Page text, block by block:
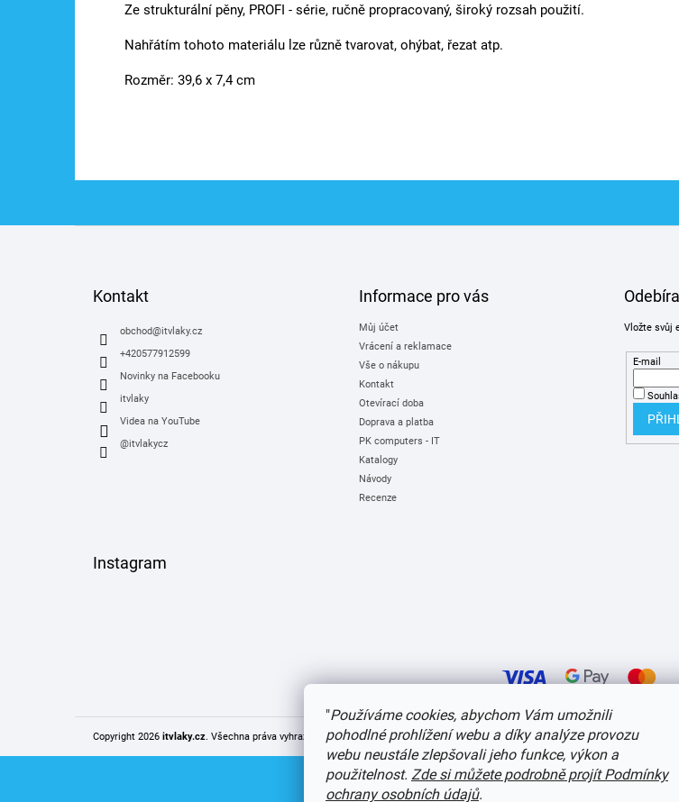
"Používáme cookies, abychom Vám umožnili
pohodlné prohlížení webu a díky analýze provozu
webu neustále zlepšovali jeho funkce, výkon a
použitelnost. Zde si můžete podrobně projít Podmínky
ochrany osobních údajů.
Ze strukturální pěny, PROFI - série, ručně propracovaný, široký rozsah použití.
Nahřátím tohoto materiálu lze různě tvarovat, ohýbat, řezat atp.
Rozměr: 39,6 x 7,4 cm
Kontakt
obchod@itvlaky.cz
+420577912599
Novinky na Facebooku
itvlaky
Videa na YouTube
@itvlakycz
Informace pro vás
Můj účet
Vrácení a reklamace
Vše o nákupu
Kontakt
Otevírací doba
Doprava a platba
PK computers - IT
Katalogy
Návody
Recenze
Vložte svůj
E-mail
Instagram
Copyright 2026 itvlaky.cz . Všechna práva vyhrazena.Upravit nastavení cookies